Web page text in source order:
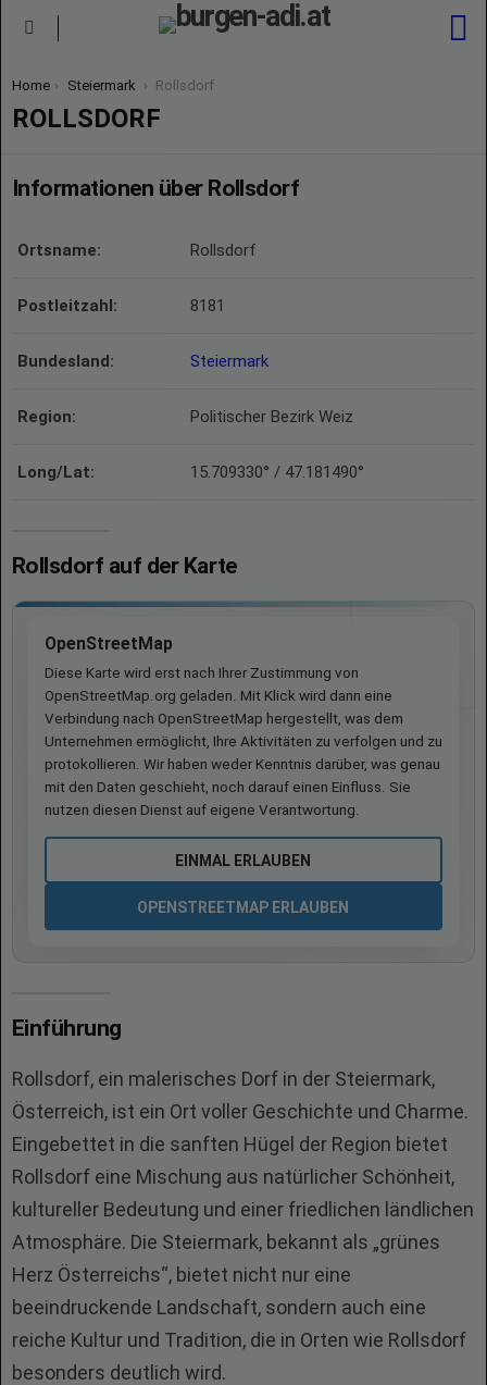
You are here:
Home Steiermark Rollsdorf
ROLLSDORF
Informationen über Rollsdorf
Ortsname: Rollsdorf
Postleitzahl: 8181
Bundesland: Steiermark
Region: Politischer Bezirk Weiz
Long/Lat: 15.709330° / 47.181490°
Rollsdorf auf der Karte
OpenStreetMap
Diese Karte wird erst nach Ihrer Zustimmung von
OpenStreetMap.org geladen. Mit Klick wird dann eine
Verbindung nach OpenStreetMap hergestellt, was dem
Unternehmen ermöglicht, Ihre Aktivitäten zu verfolgen und zu
protokollieren. Wir haben weder Kenntnis darüber, was genau
mit den Daten geschieht, noch darauf einen Einfluss. Sie
nutzen diesen Dienst auf eigene Verantwortung.
EINMAL ERLAUBEN
OPENSTREETMAP ERLAUBEN
Einführung
Rollsdorf, ein malerisches Dorf in der Steiermark,
Österreich, ist ein Ort voller Geschichte und Charme.
Eingebettet in die sanften Hügel der Region bietet
Rollsdorf eine Mischung aus natürlicher Schönheit,
kultureller Bedeutung und einer friedlichen ländlichen
Atmosphäre. Die Steiermark, bekannt als „grünes
Herz Österreichs“, bietet nicht nur eine
beeindruckende Landschaft, sondern auch eine
reiche Kultur und Tradition, die in Orten wie Rollsdorf
besonders deutlich wird.